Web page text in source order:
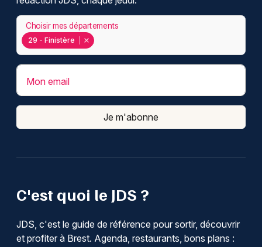
C'est quoi le JDS ?
JDS, c'est le guide de référence pour sortir, découvrir
et profiter à Brest. Agenda, restaurants, bons plans :
29 - Finistère
Choisir mes départements
Mon email
Je m'abonne